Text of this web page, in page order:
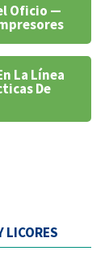
Oficio —
La Línea
De
LICORES